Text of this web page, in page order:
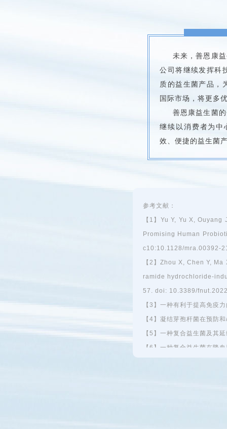
未来，善恩康
公司将继续发挥科
质的益生菌产品，
国际市场，将更多
善恩康益生菌
继续以消费者为中
效、便捷的益生菌
参考文献：
【1】Yu Y, Yu X,
Promising Human
c10:10.1128/mra.00392-
【2】Zhou X, Chen Y,
ramide hydrochloride-
57. doi: 10.3389/
【3】一种有利于提高免疫
【4】凝结芽孢杆菌在预防
【5】一种复合益生菌及其
【6】一种复合益生菌在降